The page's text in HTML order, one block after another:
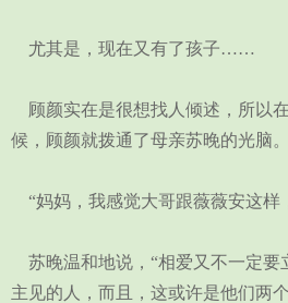
尤其是，现在又有了孩子……
顾颜实在是很想找人倾述，所以
候，顾颜就拨通了母亲苏晚的光脑。
“妈妈，我感觉大哥跟薇薇安这样
苏晚温和地说，“相爱又不一定要
主见的人，而且，这或许是他们两